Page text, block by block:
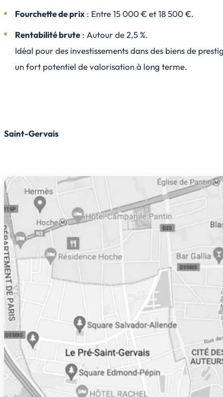
Fourchette de prix : Entre 15 000 € et 18 500 €.
Rentabilité brute : Autour de 2,5 %.
Idéal pour des investissements dans des biens de
un fort potentiel de valorisation à long terme.
Saint-Gervais